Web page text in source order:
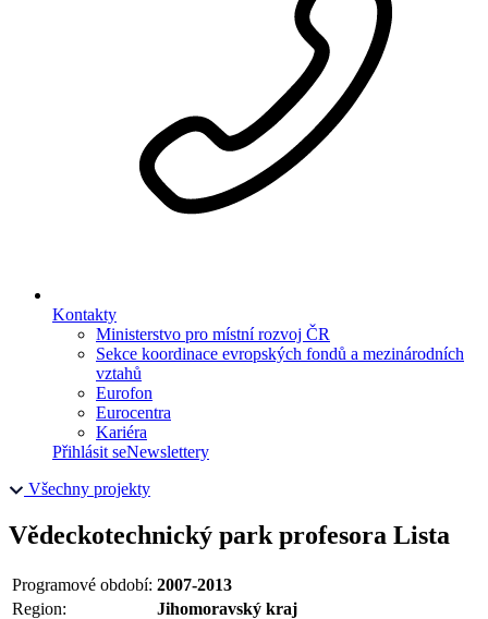
Kontakty
Ministerstvo pro místní rozvoj ČR
Sekce koordinace evropských fondů a mezinárodních
vztahů
Eurofon
Eurocentra
Kariéra
Přihlásit seNewslettery
Všechny projekty
Vědeckotechnický park profesora Lista
Programové období: 2007-2013
Region:
Jihomoravský kraj